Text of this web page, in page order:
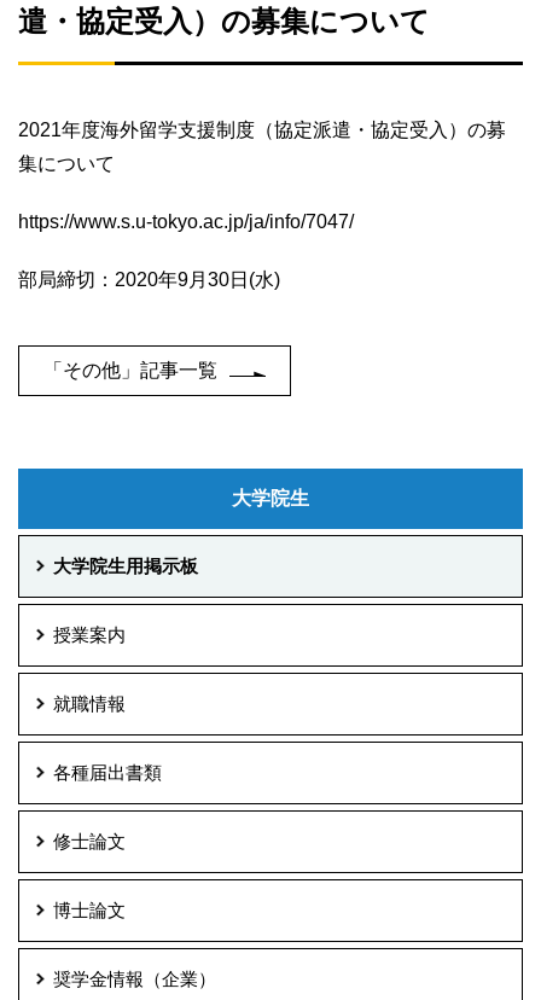
遣・協定受入）の募集について
2021年度海外留学支援制度（協定派遣・協定受入）の募
集について
https://www.s.u-tokyo.ac.jp/ja/info/7047/
部局締切：2020年9月30日(水)
「その他」記事一覧
大学院生
大学院生用掲示板
授業案内
就職情報
各種届出書類
修士論文
博士論文
奨学金情報（企業）